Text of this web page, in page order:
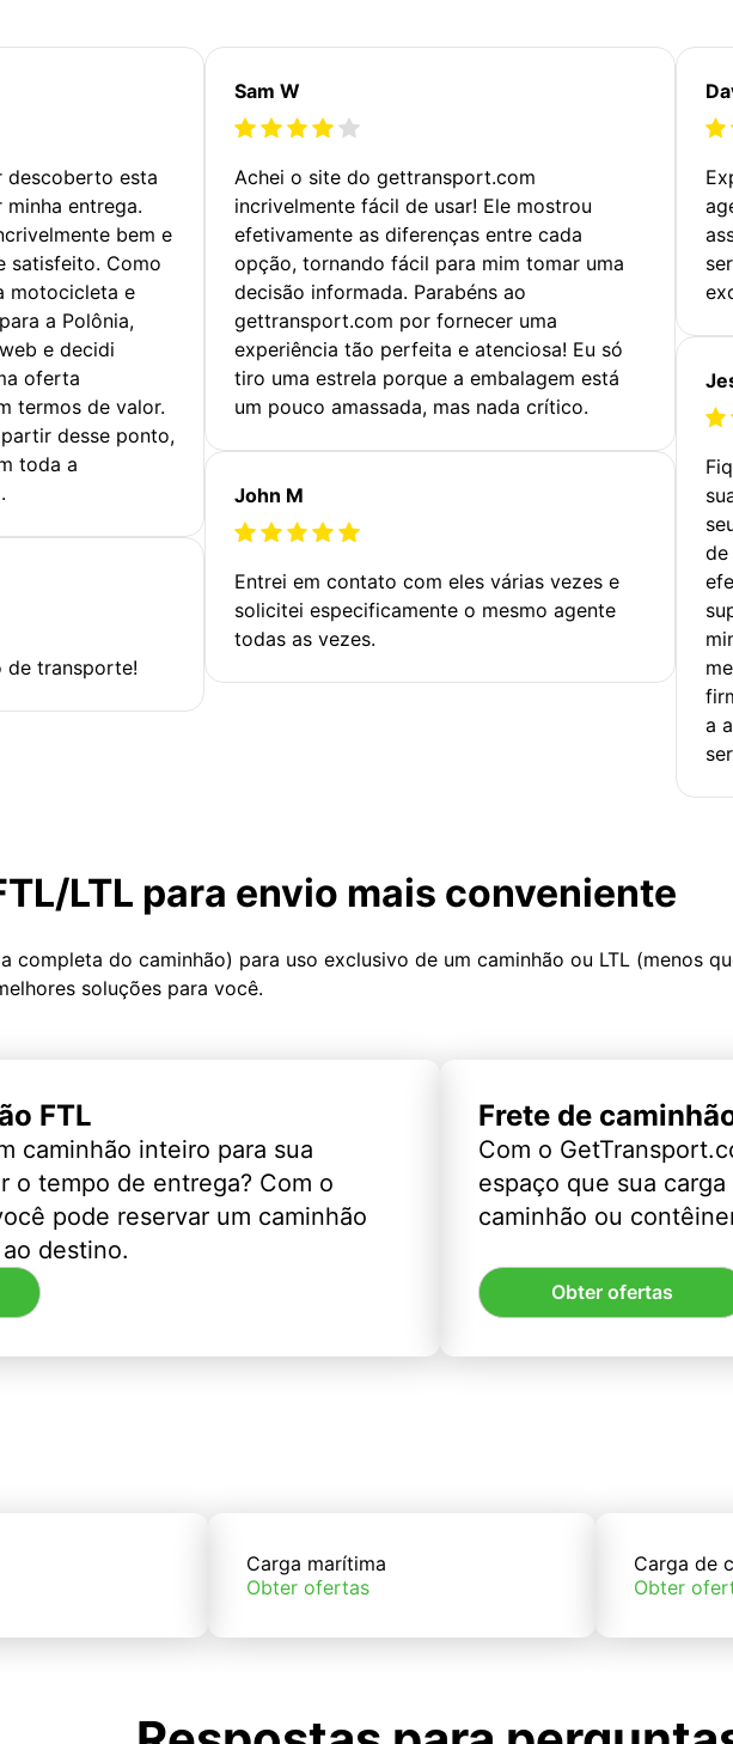
descoberto esta
entrega.
bem e
satisfeito. Como
motocicleta e
a Polônia,
e decidi
oferta
termos de valor.
desse ponto,
toda a
de transporte!
Sam W
Achei o site do gettransport.com
incrivelmente fácil de usar! Ele mostrou
efetivamente as diferenças entre cada
opção, tornando fácil para mim tomar uma
decisão informada. Parabéns ao
gettransport.com por fornecer uma
experiência tão perfeita e atenciosa! Eu só
tiro uma estrela porque a embalagem está
um pouco amassada, mas nada crítico.
John M
Entrei em contato com eles várias vezes e
solicitei especificamente o mesmo agente
todas as vezes.
de
a
LTL para envio mais conveniente
completa do caminhão) para uso exclusivo de um caminhão ou LTL (menos
soluções para você.
FTL
caminhão inteiro para sua
o tempo de entrega? Com o
pode reservar um caminhão
destino.
Frete de
Com o
espaço que sua
caminhão ou
Obter ofertas
Carga marítima
Obter ofertas
Carga de
Obter